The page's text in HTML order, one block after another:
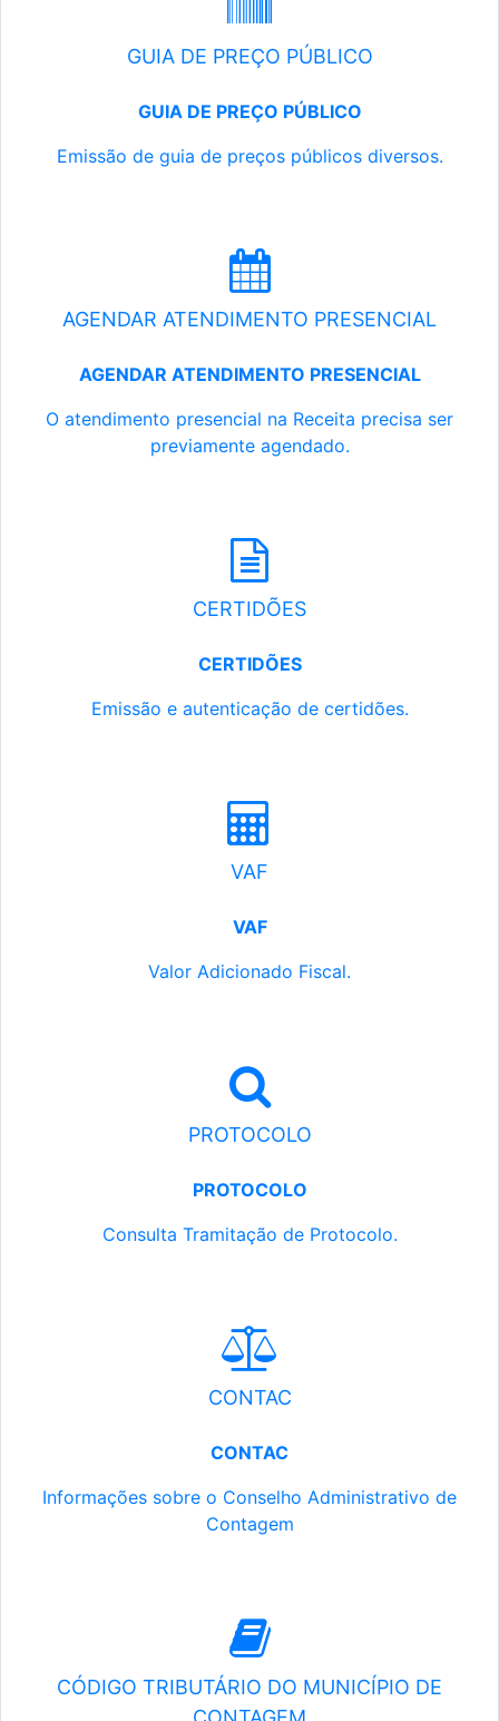
GUIA DE PREÇO PÚBLICO
GUIA DE PREÇO PÚBLICO
Emissão de guia de preços públicos diversos.
AGENDAR ATENDIMENTO PRESENCIAL
AGENDAR ATENDIMENTO PRESENCIAL
O atendimento presencial na Receita precisa ser
previamente agendado.
CERTIDÕES
CERTIDÕES
Emissão e autenticação de certidões.
VAF
VAF
Valor Adicionado Fiscal.
PROTOCOLO
PROTOCOLO
Consulta Tramitação de Protocolo.
CONTAC
CONTAC
Informações sobre o Conselho Administrativo de
Contagem
CÓDIGO TRIBUTÁRIO DO MUNICÍPIO DE